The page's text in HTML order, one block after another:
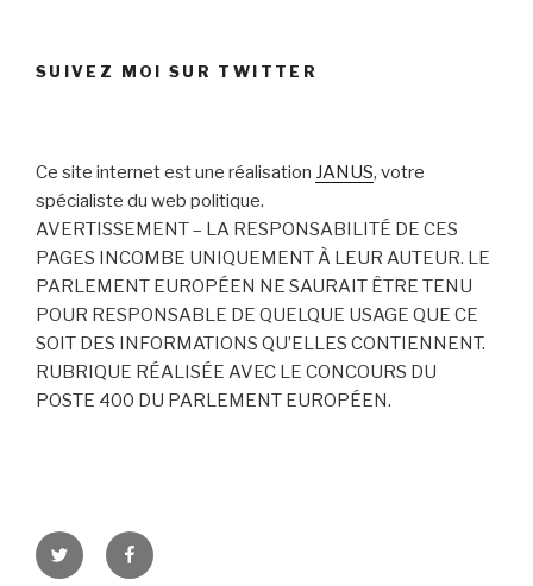
SUIVEZ MOI SUR TWITTER
Ce site internet est une réalisation JANUS, votre
spécialiste du web politique.
AVERTISSEMENT – LA RESPONSABILITÉ DE CES
PAGES INCOMBE UNIQUEMENT À LEUR AUTEUR. LE
PARLEMENT EUROPÉEN NE SAURAIT ÊTRE TENU
POUR RESPONSABLE DE QUELQUE USAGE QUE CE
SOIT DES INFORMATIONS QU’ELLES CONTIENNENT.
RUBRIQUE RÉALISÉE AVEC LE CONCOURS DU
POSTE 400 DU PARLEMENT EUROPÉEN.
Twitter Facebook